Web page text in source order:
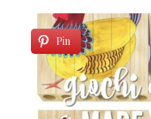
Pin